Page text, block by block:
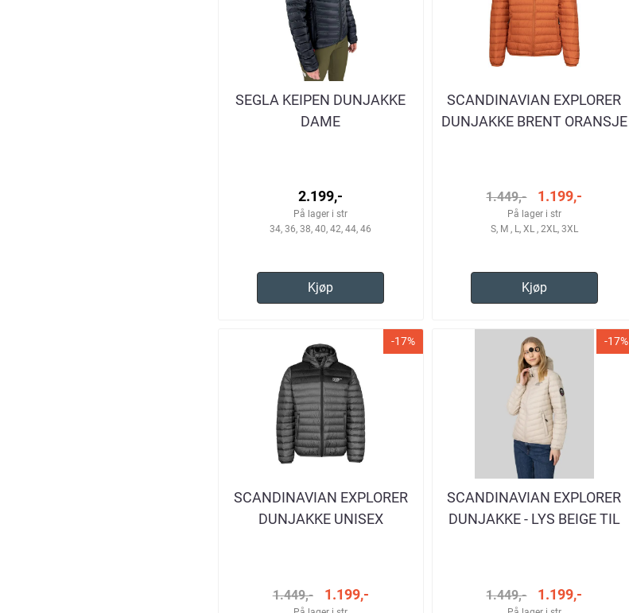
SEGLA KEIPEN DUNJAKKE
DAME
2.199,-
På lager i str
34, 36, 38, 40, 42, 44, 46
Kjøp
SCANDINAVIAN EXPLORER
DUNJAKKE BRENT ORANSJE
1.449,- 1.199,-
På lager i str
S, M , L, XL , 2XL, 3XL
Kjøp
-17%
SCANDINAVIAN EXPLORER
DUNJAKKE UNISEX
1.449,- 1.199,-
-17%
SCANDINAVIAN EXPLORER
DUNJAKKE - LYS BEIGE TIL
1.449,- 1.199,-